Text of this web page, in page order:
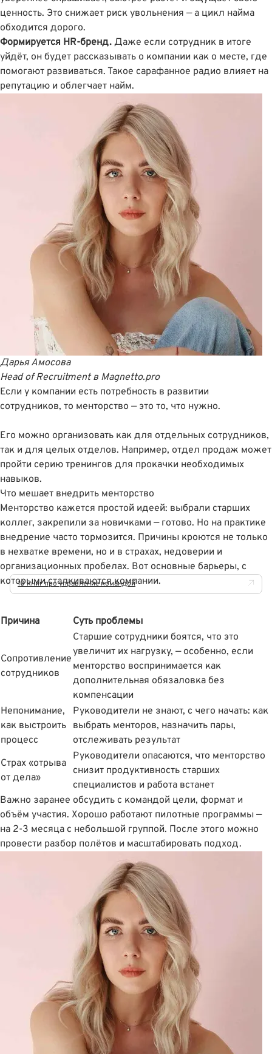
ценность. Это снижает риск увольнения — а цикл найма
обходится дорого.
Формируется HR-бренд. Даже если сотрудник в итоге
уйдёт, он будет рассказывать о компании как о месте, где
помогают развиваться. Такое сарафанное радио влияет на
репутацию и облегчает найм.
Дарья Амосова
Head of Recruitmentв Magnetto.pro
Если у компании есть потребность в развитии
сотрудников, то менторство — это то, что нужно.
Его можно организовать как для отдельных сотрудников,
так и для целых отделов. Например, отдел продаж может
пройти серию тренингов для прокачки необходимых
навыков.
Что мешает внедрить менторство
Менторство кажется простой идеей: выбрали старших
коллег, закрепили за новичками — готово. Но на практике
внедрение часто тормозится. Причины кроются не только
в нехватке времени, но и в страхах, недоверии и
организационных пробелах. Вот основные барьеры, с
которыми сталкиваются компании.
10 книг про управление командой
Причина Суть проблемы
Сопротивление
сотрудников
Старшие сотрудники боятся, что это
увеличит их нагрузку, — особенно, если
менторство воспринимается как
дополнительная обязаловка без
компенсации
Непонимание,
как выстроить
процесс
Руководители не знают, с чего начать: как
выбрать менторов, назначить пары,
отслеживать результат
Страх «отрыва
от дела»
Руководители опасаются, что менторство
снизит продуктивность старших
специалистов и работа встанет
Важно заранее обсудить с командой цели, формат и
объём участия. Хорошо работают пилотные программы —
на 2-3 месяца с небольшой группой. После этого можно
провести разбор полётов и масштабировать подход.